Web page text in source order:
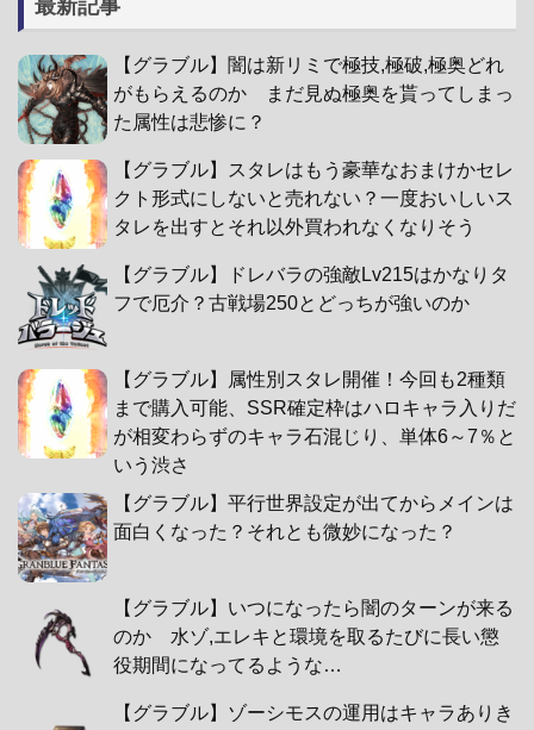
最新記事
【グラブル】闇は新リミで極技,極破,極奥どれ
がもらえるのか まだ見ぬ極奥を貰ってしまっ
た属性は悲惨に？
【グラブル】スタレはもう豪華なおまけかセレ
クト形式にしないと売れない？一度おいしいス
タレを出すとそれ以外買われなくなりそう
【グラブル】ドレバラの強敵Lv215はかなりタ
フで厄介？古戦場250とどっちが強いのか
【グラブル】属性別スタレ開催！今回も2種類
まで購入可能、SSR確定枠はハロキャラ入りだ
が相変わらずのキャラ石混じり、単体6～7％と
いう渋さ
【グラブル】平行世界設定が出てからメインは
面白くなった？それとも微妙になった？
【グラブル】いつになったら闇のターンが来る
のか 水ゾ,エレキと環境を取るたびに長い懲
役期間になってるような…
【グラブル】ゾーシモスの運用はキャラありき